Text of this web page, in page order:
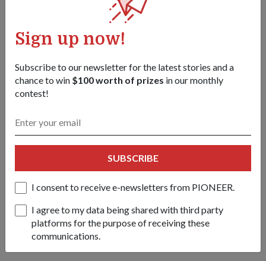
Sign up now!
Subscribe to our newsletter for the latest stories and a
chance to win $100 worth of prizes in our monthly
contest!
SUBSCRIBE
I consent to receive e-newsletters from PIONEER.
I agree to my data being shared with third party
platforms for the purpose of receiving these
communications.
（左起）Yeo先生、能源市场管理局电力控制系统部副部长
Soh Yap Choon先生、Choo准将和全面防卫与联系署社区参与
受媒体采访时指出：“能源市场管理局和新加坡能源集团已
性，但我们不应该想当然，因为停电随时都可能发生”。
他补充说：“因此，个人和家庭做好应对停电的准备非常重
要，组织制定业务连续性计划以确保其业务能够继续运作也
很重要。”